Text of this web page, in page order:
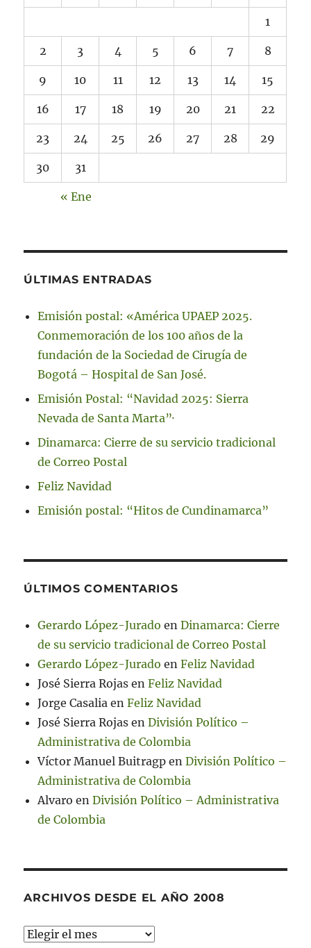
1
2 3 4 5 6 7 8
9 10 11 12 13 14 15
16 17 18 19 20 21 22
23 24 25 26 27 28 29
30 31
« Ene
ÚLTIMAS ENTRADAS
Emisión postal: «América UPAEP 2025.
Conmemoración de los 100 años de la
fundación de la Sociedad de Cirugía de
Bogotá – Hospital de San José.
Emisión Postal: “Navidad 2025: Sierra
Nevada de Santa Marta”·
Dinamarca: Cierre de su servicio tradicional
de Correo Postal
Feliz Navidad
Emisión postal: “Hitos de Cundinamarca”
ÚLTIMOS COMENTARIOS
Gerardo López-Jurado enDinamarca: Cierre
de su servicio tradicional de Correo Postal
Gerardo López-Jurado enFeliz Navidad
José Sierra Rojas enFeliz Navidad
Jorge Casalia enFeliz Navidad
José Sierra Rojas enDivisión Político –
Administrativa de Colombia
Víctor Manuel Buitragp enDivisión Político –
Administrativa de Colombia
Alvaro enDivisión Político – Administrativa
de Colombia
ARCHIVOS DESDE EL AÑO 2008
Archivos